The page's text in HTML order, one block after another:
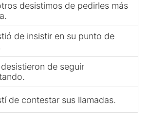
desistimos de pedirles más
de insistir en su punto de
de seguir
de contestar sus llamadas.